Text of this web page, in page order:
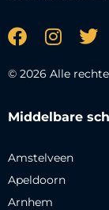
© 2026 Alle
Middelbare
Amstelveen
Apeldoorn
Arnhem